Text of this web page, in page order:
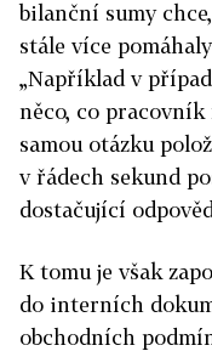
bilanční sumy
stále více
„Například v
něco, co pracovník
samou otázku
v řádech sekund
dostačující
K tomu je však
do interních
obchodních